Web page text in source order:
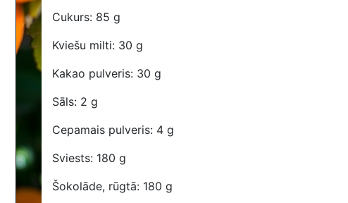
Cukurs: 85 g
Kviešu milti: 30 g
Kakao pulveris: 30 g
Sāls: 2 g
Cepamais pulveris: 4 g
Sviests: 180 g
Šokolāde, rūgtā: 180 g